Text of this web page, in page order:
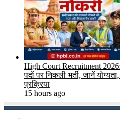
High Court Recruitment
पदों पर निकली भर्ती, जानें
प्रक्रिया
15 hours ago